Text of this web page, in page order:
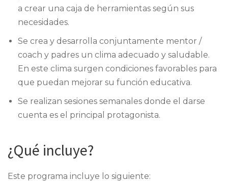
a crear una caja de herramientas según sus
necesidades.
Se crea y desarrolla conjuntamente mentor /
coach y padres un clima adecuado y saludable.
En este clima surgen condiciones favorables para
que puedan mejorar su función educativa.
Se realizan sesiones semanales donde el darse
cuenta es el principal protagonista.
¿Qué incluye?
Este programa incluye lo siguiente: